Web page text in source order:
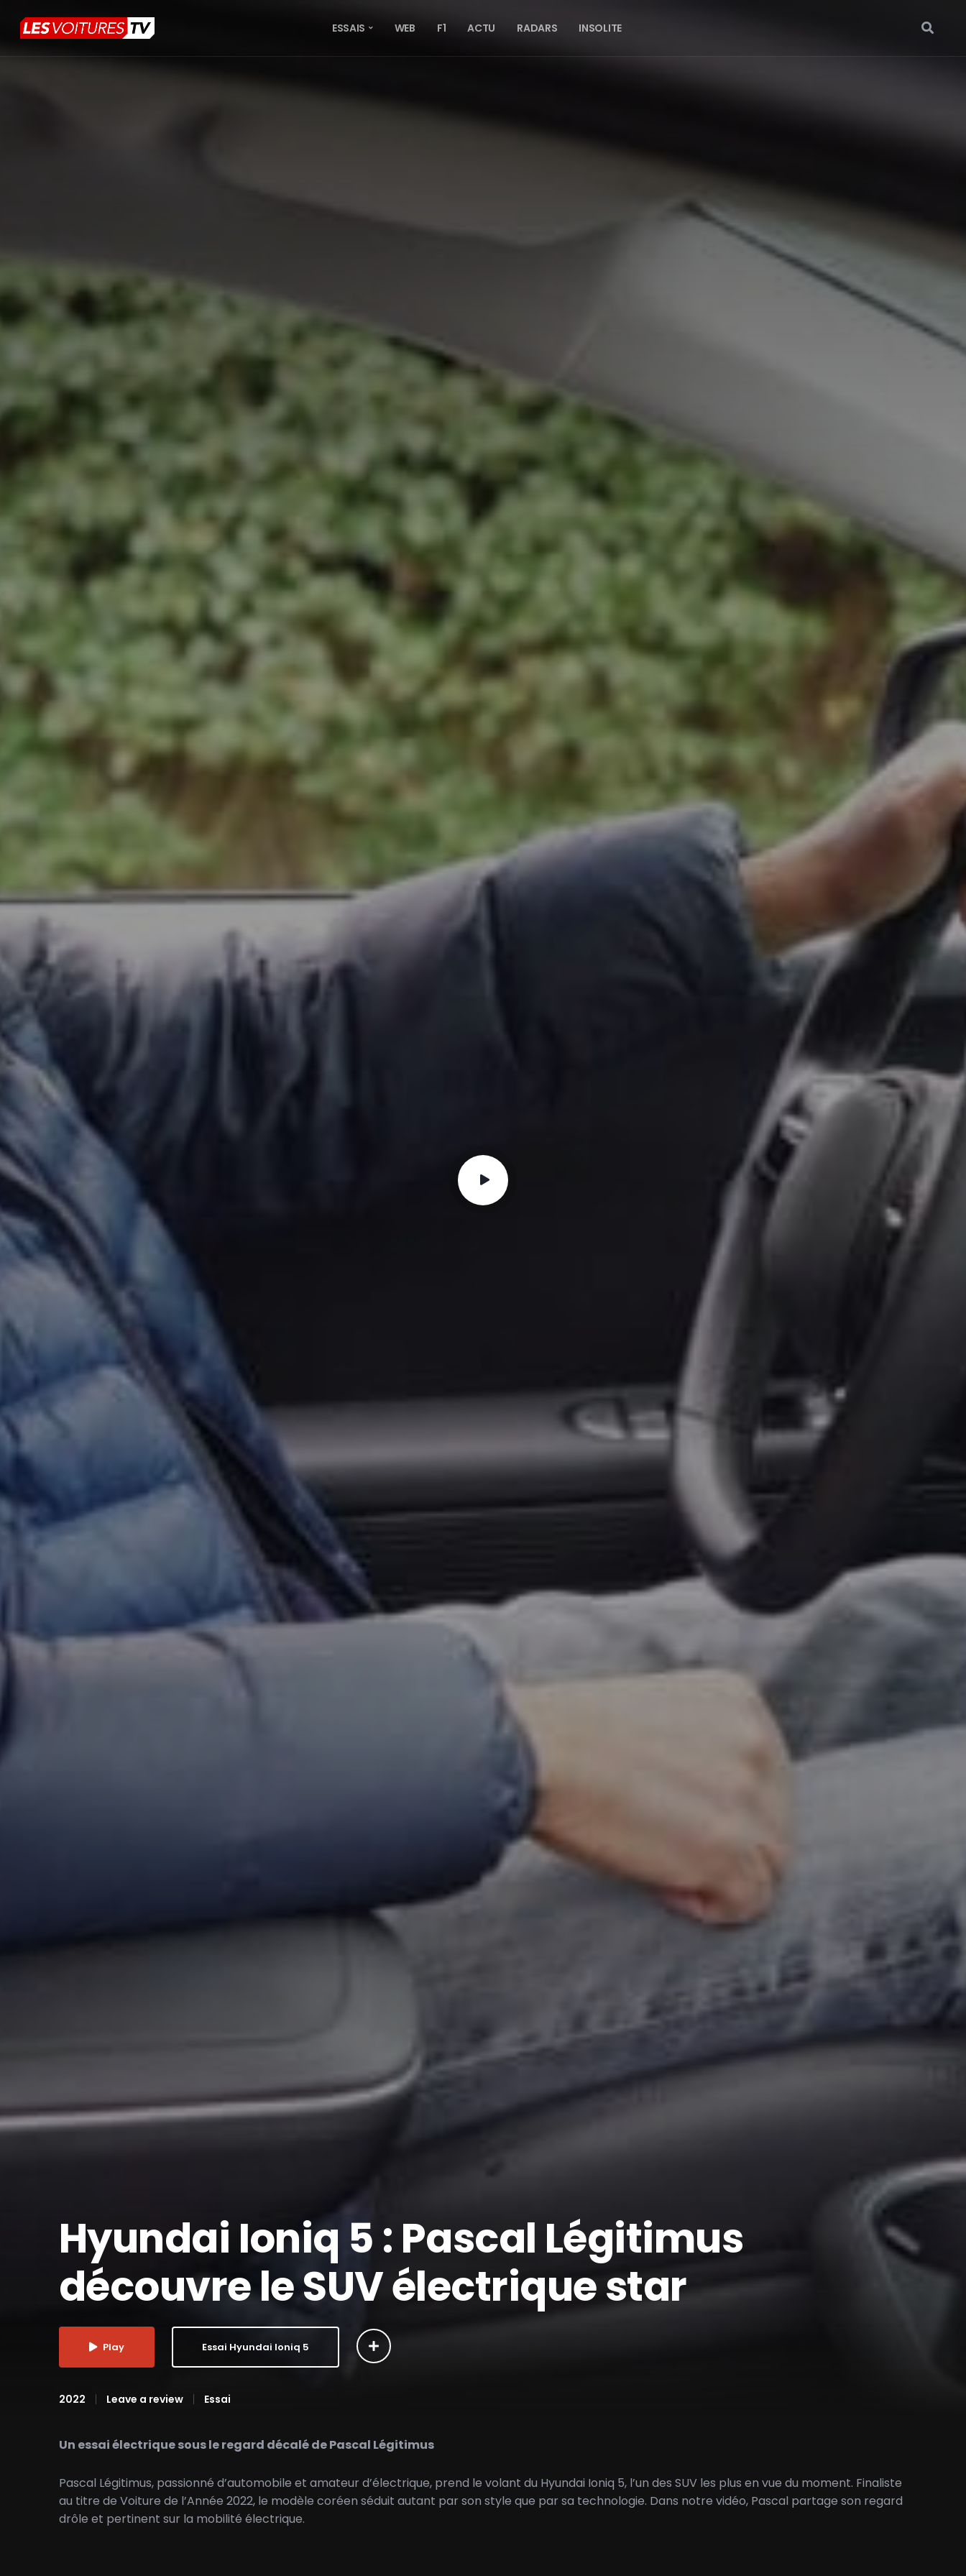
ESSAIS WEB F1 ACTU RADARS INSOLITE
Hyundai Ioniq 5 : Pascal Légitimus
découvre le SUV électrique star
Play Essai Hyundai Ioniq 5
2022 Leave a review Essai
Un essai électrique sous le regard décalé de Pascal Légitimus
Pascal Légitimus, passionné d’automobile et amateur d’électrique, prend le volant du Hyundai Ioniq 5, l’un des SUV les plus en vue du moment. Finaliste
au titre de Voiture de l’Année 2022, le modèle coréen séduit autant par son style que par sa technologie. Dans notre vidéo, Pascal partage son regard
drôle et pertinent sur la mobilité électrique.